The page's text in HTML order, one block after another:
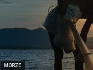
MORZE